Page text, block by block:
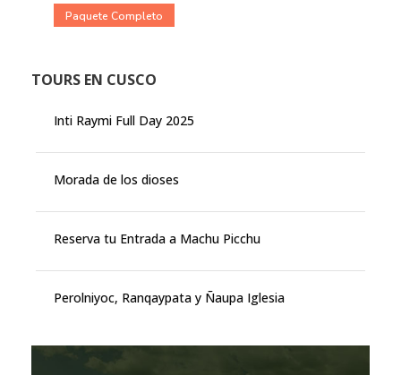
Paquete Completo
TOURS EN CUSCO
Inti Raymi Full Day 2025
Morada de los dioses
Reserva tu Entrada a Machu Picchu
Perolniyoc, Ranqaypata y Ñaupa Iglesia